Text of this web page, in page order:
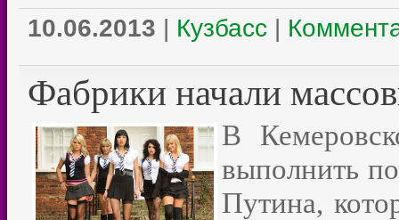
10.06.2013 | Кузбасс |
Фабрики начали
В
выполнить
Путина,